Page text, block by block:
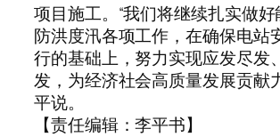
项目施工。“我们将继续扎实做好
防洪度汛各项工作，在确保电站
行的基础上，努力实现应发尽发
发，为经济社会高质量发展贡献
平说。
【责任编辑：李平书】